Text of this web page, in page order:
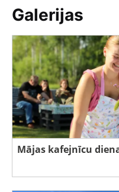
Galerijas
Mājas kafejnīcu